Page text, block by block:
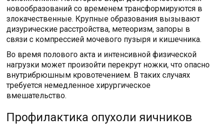
новообразований со временем трансформируются в
злокачественные. Крупные образования вызывают
дизурические расстройства, метеоризм, запоры в
связи с компрессией мочевого пузыря и кишечника.
Во время полового акта и интенсивной физической
нагрузки может произойти перекрут ножки, что опасно
внутрибрюшным кровотечением. В таких случаях
требуется немедленное хирургическое
вмешательство.
Профилактика опухоли яичников